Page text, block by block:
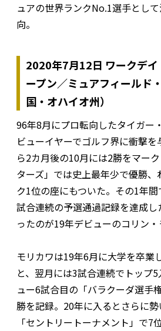
ュアの世界ランクNo.1選手とし
向。
2020年7月12日 ワークデイ
ープン／ミュアフィールド
国・オハイオ州）
96年8月にプロ転向したタイガー
ビューイヤーでゴルフ界に衝撃
ら2カ月後の10月には2勝をマー
ターズ」では史上最年少で優勝
ク1位の座にもついた。その1年
試合連続の予選通過記録を達成
ったのが19年デビューのコリン・
モリカワは19年6月に大学を卒業
と、翌月には3試合連続でトップ
ュー6試合目の「バラクーダ選手
勝を記録。20年に入るとさらに
「セントリートーナメント」で7